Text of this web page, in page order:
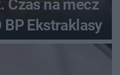
Czas na mecz
BP Ekstraklasy